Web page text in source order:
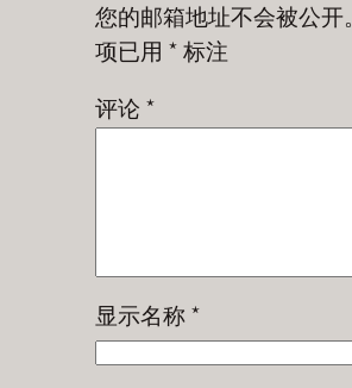
您的邮箱地址不会被公开。
项已用 *标注
评论 *
显示名称*